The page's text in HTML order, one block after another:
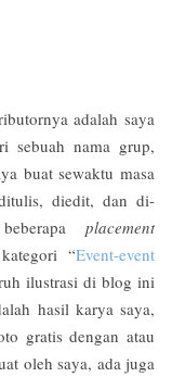
adalah saya
sebuah nama grup,
buat sewaktu masa
diedit, dan di-
placement
“Event-event
ilustrasi di blog ini
hasil karya saya,
gratis dengan atau
oleh saya, ada juga